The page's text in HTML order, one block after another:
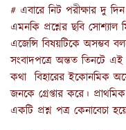
# এবারে নিট পরীক্ষার দু
এমনকি প্রশ্নের ছবি সোশ্যাল
এজেন্সি বিষয়টিকে অসম্ভব
সংবাদপত্রে অন্তত তিনটে
কথা বিহারের ইকোনমিক
জনকে গ্রেপ্তার করে।
একটি প্রশ্ন পত্র কেনাবেচা